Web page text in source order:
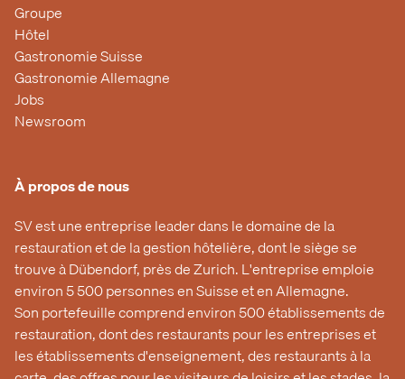
Groupe
Hôtel
Gastronomie Suisse
Gastronomie Allemagne
Jobs
Newsroom
À propos de nous
SV est une entreprise leader dans le domaine de la
restauration et de la gestion hôtelière, dont le siège se
trouve à Dübendorf, près de Zurich. L'entreprise emploie
environ 5 500 personnes en Suisse et en Allemagne.
Son portefeuille comprend environ 500 établissements de
restauration, dont des restaurants pour les entreprises et
les établissements d'enseignement, des restaurants à la